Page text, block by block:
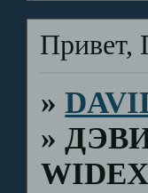
Привет,
»
»
WIDEX